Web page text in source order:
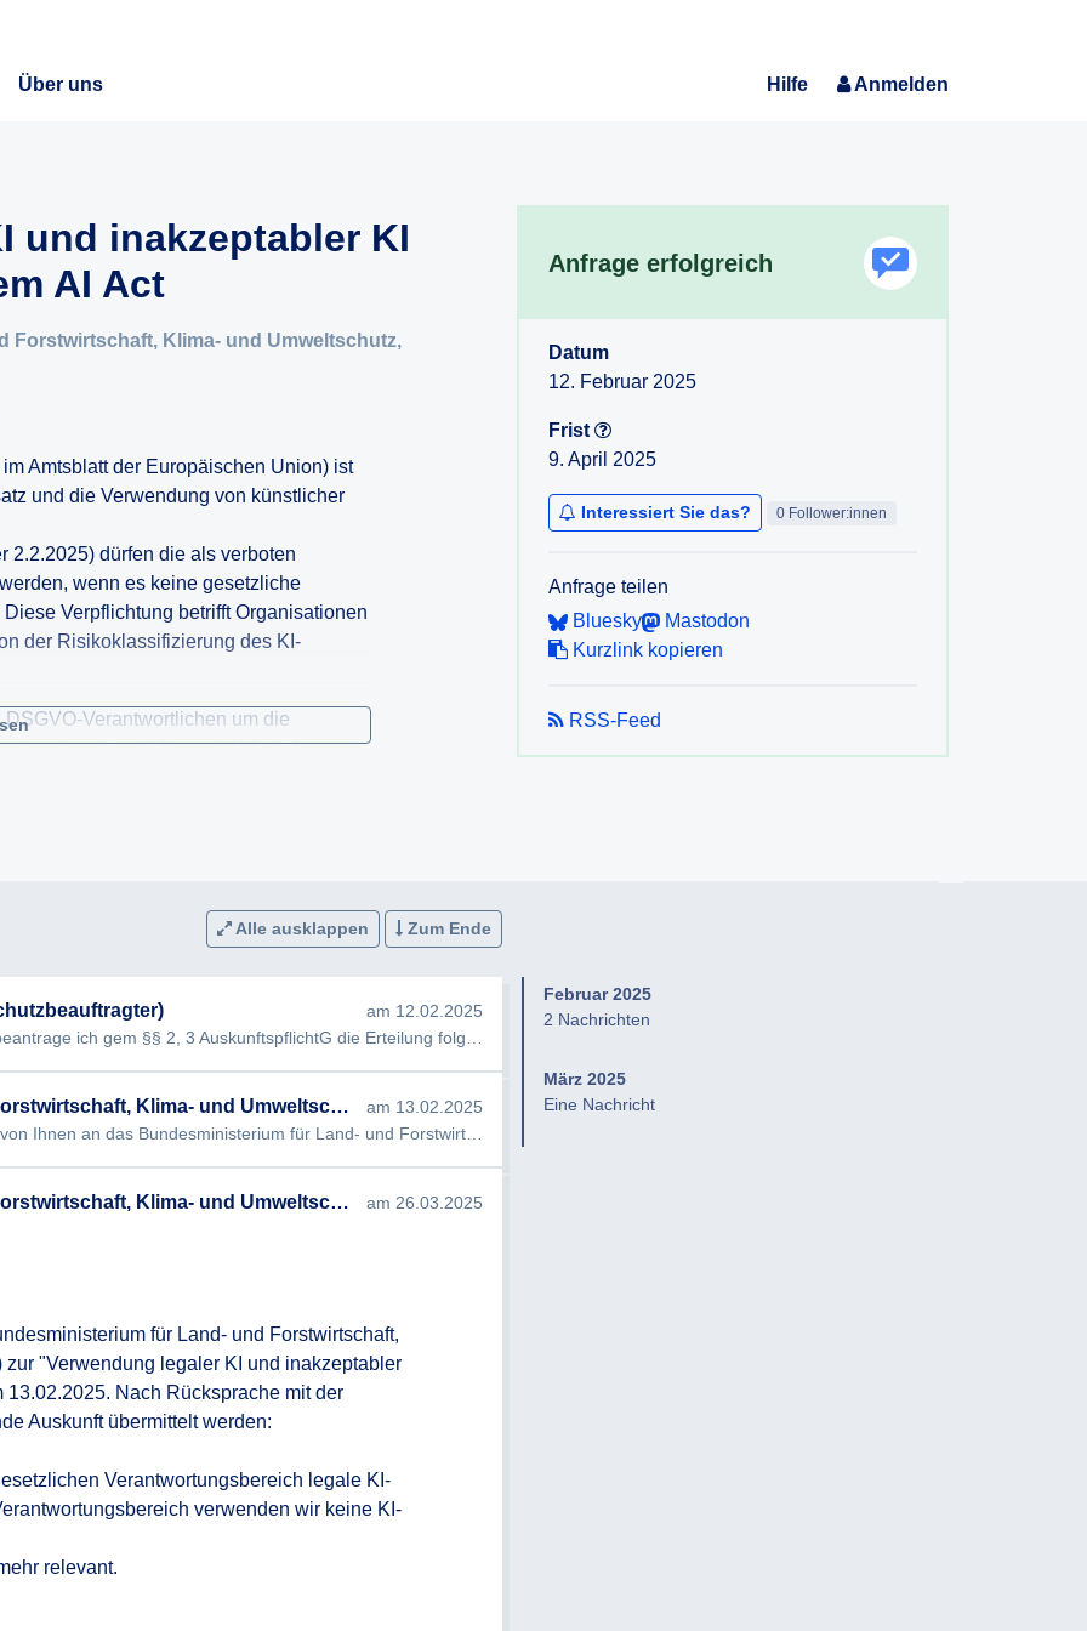
Über uns Hilfe Anmelden
und inakzeptabler KI
AI Act
Forstwirtschaft, Klima- und Umweltschutz,
Amtsblatt der Europäischen Union) ist
und die Verwendung von künstlicher
2.2.2025) dürfen die als verboten
wenn es keine gesetzliche
Verpflichtung betrifft Organisationen
der Risikoklassifizierung des KI-
Verantwortlichen um die
taxativ aufgezählten mit Ablauf des
legale KI-Systeme?
DSGVO-Verantwortlicher,
Systeme sind?
zu beantworten ist, gibt es zu diesem KI-
eine gesetzliche Grundlage, dass diese
dürfen? Es wird ersucht die
Personengruppen (z. B. Kinder,
(Vorhersage, ob eine Person eine
durch ungezieltes
von Bildern aus dem Internet)
Anfrage erfolgreich
Datum
12. Februar 2025
Frist
9. April 2025
Interessiert Sie das? 0 Follower:innen
Anfrage teilen
Bluesky
Mastodon
Kurzlink kopieren
RSS-Feed
Alle ausklappen Zum Ende
am 12.02.2025
Bundesministerium für Land- und Forstwirtschaft, Klima- und Umweltschutz, Regionen und Wasserwirtschaft
am 13.02.2025
Bundesministerium für Land- und Forstwirtschaft, Klima- und Umweltschutz, Regionen und Wasserwirtschaft
am 26.03.2025
für Land- und Forstwirtschaft,
"Verwendung legaler KI und inakzeptabler
13.02.2025. Nach Rücksprache mit der
Auskunft übermittelt werden:
Verantwortungsbereich legale KI-
verwenden wir keine KI-
relevant.
Februar 2025
2 Nachrichten
März 2025
Eine Nachricht